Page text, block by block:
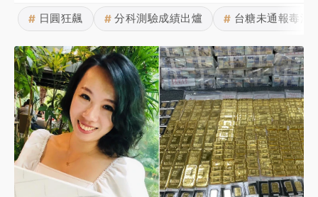
台東農業處長涉圖利渡假村！東檢抗告成功 今重開羈
父親節泡湯了！中颱白海豚雨彈轟3天 「紅到發紫」降
雨熱區曝
女律師陳昱瑄詐慈濟10億！黃金158kg遭查扣畫面曝光
暑假過三周才推「E宿新北打卡趣」！抽獎程序複雜 觀
旅局回應了
▲
# 日圓狂飆 # 分科測驗成績出爐 # 台糖未通報毒油